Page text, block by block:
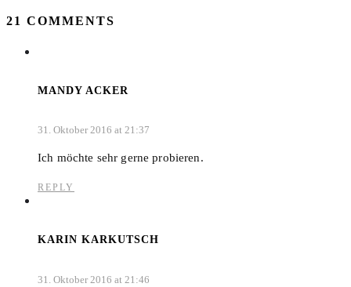
21 COMMENTS
MANDY ACKER
31. Oktober 2016 at 21:37
Ich möchte sehr gerne probieren.
REPLY
KARIN KARKUTSCH
31. Oktober 2016 at 21:46